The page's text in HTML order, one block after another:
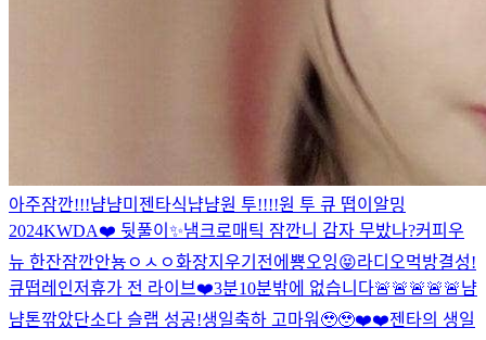
아주잠깐!!!냠냠미 젠타식냡냠원 투!!!!원 투 큐 떱이알밍
2024KWDA❤️ 뒷풀이✨냄 크로매틱 잠깐니 감자 무밨나?커피우
뉴 한잔잠깐안뇽 ㅇㅅㅇ화장지우기전에 뿅오잉😝라디오먹방결성!
큐떱레인저휴가 전 라이브❤️3분10분밖에 없습니다🚨🚨🚨🚨🚨냠
냠톤깎았단소다 슬랩 성공!생일축하 고마워🥹🥹❤️❤️젠타의 생일